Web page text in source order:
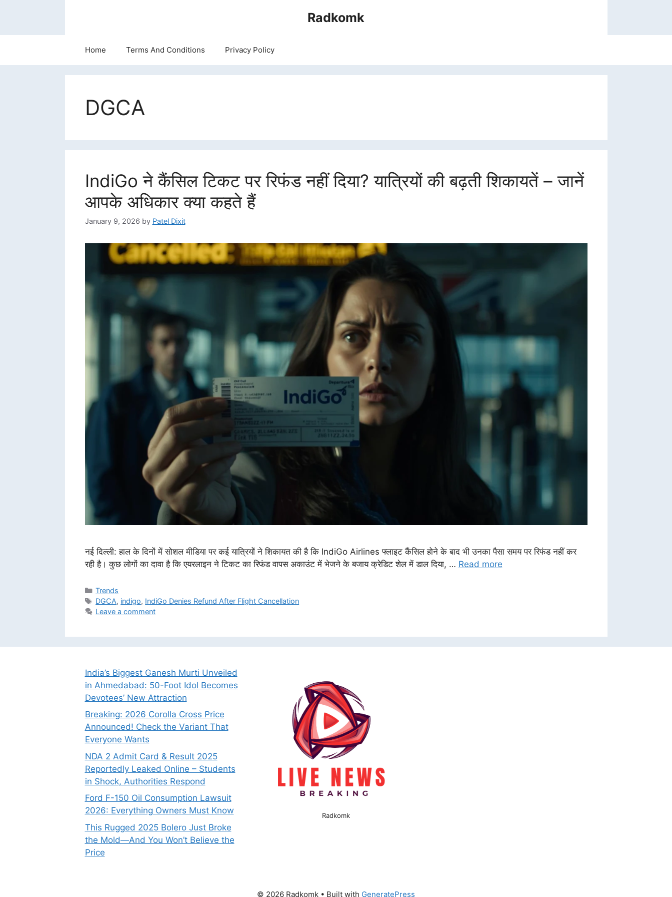
Radkomk
Home Terms And Conditions Privacy Policy
DGCA
IndiGo ने कैंसिल टिकट पर रिफंड नहीं दिया? यात्रियों की बढ़ती शिकायतें – जानें
आपके अधिकार क्या कहते हैं
January 9, 2026 by Patel Dixit
नई दिल्ली: हाल के दिनों में सोशल मीडिया पर कई यात्रियों ने शिकायत की है कि IndiGo Airlines फ्लाइट कैंसिल होने के बाद भी उनका पैसा समय पर रिफंड नहीं कर
रही है। कुछ लोगों का दावा है कि एयरलाइन ने टिकट का रिफंड वापस अकाउंट में भेजने के बजाय क्रेडिट शेल में डाल दिया, … Read more
Categories
Trends
Tags
DGCA, indigo, IndiGo Denies Refund After Flight Cancellation
Leave a comment
India’s Biggest Ganesh Murti Unveiled
in Ahmedabad: 50-Foot Idol Becomes
Devotees’ New Attraction
Breaking: 2026 Corolla Cross Price
Announced! Check the Variant That
Everyone Wants
NDA 2 Admit Card & Result 2025
Reportedly Leaked Online – Students
in Shock, Authorities Respond
Ford F-150 Oil Consumption Lawsuit
2026: Everything Owners Must Know
This Rugged 2025 Bolero Just Broke
the Mold—And You Won’t Believe the
Price
Radkomk
© 2026 Radkomk • Built with GeneratePress